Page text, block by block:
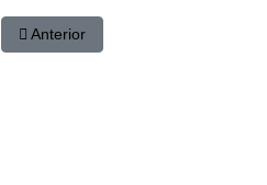
Artículo anterior: Versiones de
Anterior